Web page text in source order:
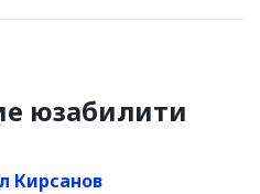
юзабилити
Кирсанов